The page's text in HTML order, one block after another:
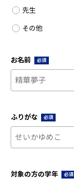
先生
その他
お名前 必須
ふりがな 必須
対象の方の学年 必須